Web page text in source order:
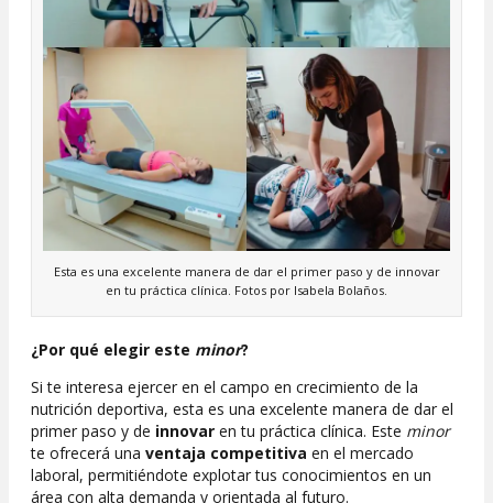
Esta es una excelente manera de dar el primer paso y de innovar
en tu práctica clínica. Fotos por Isabela Bolaños.
¿Por qué elegir este minor?
Si te interesa ejercer en el campo en crecimiento de la
nutrición deportiva, esta es una excelente manera de dar el
primer paso y de innovar en tu práctica clínica. Este minor
te ofrecerá una ventaja competitiva en el mercado
laboral, permitiéndote explotar tus conocimientos en un
área con alta demanda y orientada al futuro.